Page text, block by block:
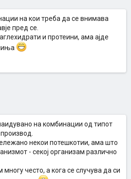
на кои треба да се внимава
пред се.
и протеини, ама ајде
на комбинации од типот
некои потешкотии, ама што
- секој организам различно
често, а кога се случува да си